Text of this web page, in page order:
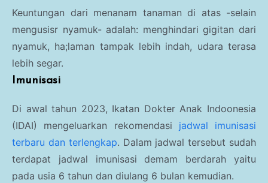
Keuntungan dari menanam tanaman di atas -selain
mengusisr nyamuk- adalah: menghindari gigitan dari
nyamuk, ha;laman tampak lebih indah, udara terasa
lebih segar.
Imunisasi
Di awal tahun 2023, Ikatan Dokter Anak Indoonesia
(IDAI) mengeluarkan rekomendasi jadwal imunisasi
terbaru dan terlengkap. Dalam jadwal tersebut sudah
terdapat jadwal imunisasi demam berdarah yaitu
pada usia 6 tahun dan diulang 6 bulan kemudian.